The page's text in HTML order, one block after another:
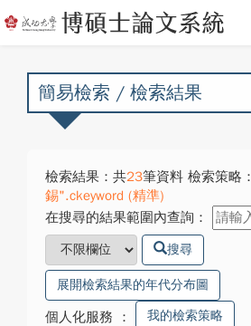
簡易檢索 / 檢索結果
檢索結果：共23筆資料 檢索策略：
錫".ckeyword (精準)
在搜尋的結果範圍內查詢：
搜尋
展開檢索結果的年代分布圖
個人化服務 ： 我的檢索策略